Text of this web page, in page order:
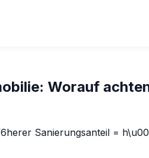
Worauf
Sanierungsanteil =